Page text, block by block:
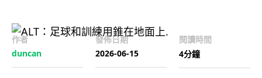
作者
duncan
發佈日期
2026-06-15
閱讀時間
4分鐘